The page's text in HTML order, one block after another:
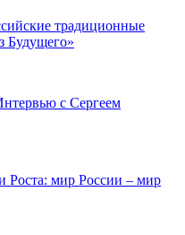
традиционные
Будущего»
с Сергеем
Роста: мир России – мир